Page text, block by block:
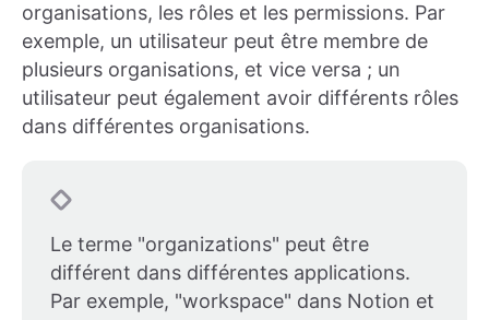
organisations, les rôles et les permissions. Par
exemple, un utilisateur peut être membre de
plusieurs organisations, et vice versa ; un
utilisateur peut également avoir différents rôles
dans différentes organisations.
Le terme "organizations" peut être
différent dans différentes applications.
Par exemple, "workspace" dans Notion et